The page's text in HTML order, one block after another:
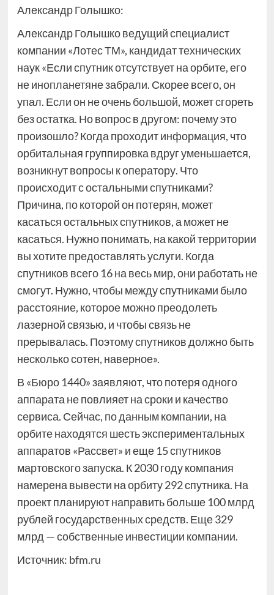
Александр Голышко:
Александр Голышко ведущий специалист
компании «Лотес ТМ», кандидат технических
наук «Если спутник отсутствует на орбите, его
не инопланетяне забрали. Скорее всего, он
упал. Если он не очень большой, может сгореть
без остатка. Но вопрос в другом: почему это
произошло? Когда проходит информация, что
орбитальная группировка вдруг уменьшается,
возникнут вопросы к оператору. Что
происходит с остальными спутниками?
Причина, по которой он потерян, может
касаться остальных спутников, а может не
касаться. Нужно понимать, на какой территории
вы хотите предоставлять услуги. Когда
спутников всего 16 на весь мир, они работать не
смогут. Нужно, чтобы между спутниками было
расстояние, которое можно преодолеть
лазерной связью, и чтобы связь не
прерывалась. Поэтому спутников должно быть
несколько сотен, наверное».
В «Бюро 1440» заявляют, что потеря одного
аппарата не повлияет на сроки и качество
сервиса. Сейчас, по данным компании, на
орбите находятся шесть экспериментальных
аппаратов «Рассвет» и еще 15 спутников
мартовского запуска. К 2030 году компания
намерена вывести на орбиту 292 спутника. На
проект планируют направить больше 100 млрд
рублей государственных средств. Еще 329
млрд — собственные инвестиции компании.
Источник: bfm.ru